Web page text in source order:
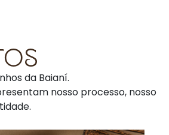
da Baianí.
nosso processo, nosso